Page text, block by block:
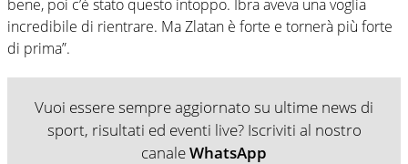
bene, poi c’è stato questo intoppo. Ibra aveva una voglia
incredibile di rientrare. Ma Zlatan è forte e tornerà più forte
di prima”.
Vuoi essere sempre aggiornato su ultime news di
sport, risultati ed eventi live? Iscriviti al nostro
canaleWhatsApp